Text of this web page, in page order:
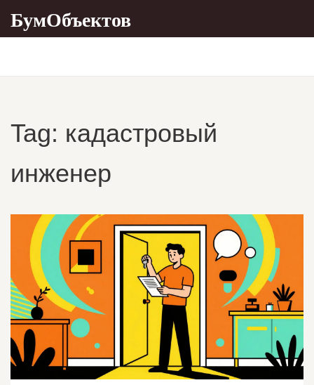
БумОбъектов
Tag: кадастровый
инженер